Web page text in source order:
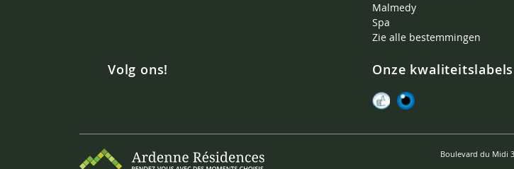
Malmedy
Spa
Zie alle bestemmingen
Volg ons! Onze kwaliteitslabels
Boulevard du Midi